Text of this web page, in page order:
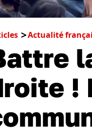
Actualité
!